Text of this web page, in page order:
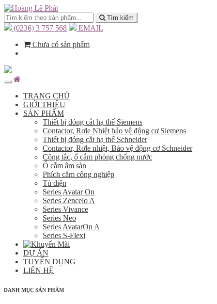
Tìm kiếm
(0236) 3 757 568
EMAIL
Chưa có sản phẩm
TRANG CHỦ
GIỚI THIỆU
SẢN PHẨM
Thiết bị đóng cắt hạ thế Siemens
Contactor, Rơle Nhiệt bảo vệ động cơ Siemens
Thiết bị đóng cắt hạ thế Schneider
Contactor, Rơle nhiệt, Bảo vệ động cơ Schneider
Công tắc, ổ cắm phòng chống nước
Ổ cắm âm sàn
Phích cắm công nghiệp
Tủ điện
Series Avatar On
Series Zencelo A
Series Vivance
Series Neo
Series AvatarOn A
Series S-Flexi
DỰ ÁN
TUYỂN DỤNG
LIÊN HỆ
DANH MỤC SẢN PHẨM